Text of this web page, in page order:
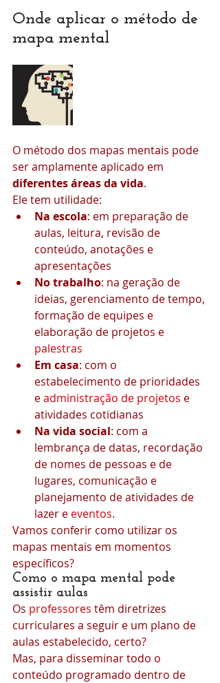
Onde aplicar o método de
mapa mental
O método dos mapas mentais pode
ser amplamente aplicado em
diferentes áreas da vida.
Ele tem utilidade:
Na escola: em preparação de
aulas, leitura, revisão de
conteúdo, anotações e
apresentações
No trabalho: na geração de
ideias, gerenciamento de tempo,
formação de equipes e
elaboração de projetos e
palestras
Em casa: com o
estabelecimento de prioridades
e administração de projetos e
atividades cotidianas
Na vida social: com a
lembrança de datas, recordação
de nomes de pessoas e de
lugares, comunicação e
planejamento de atividades de
lazer e eventos.
Vamos conferir como utilizar os
mapas mentais em momentos
específicos?
Como o mapa mental pode
assistir aulas
Os professores têm diretrizes
curriculares a seguir e um plano de
aulas estabelecido, certo?
Mas, para disseminar todo o
conteúdo programado dentro de